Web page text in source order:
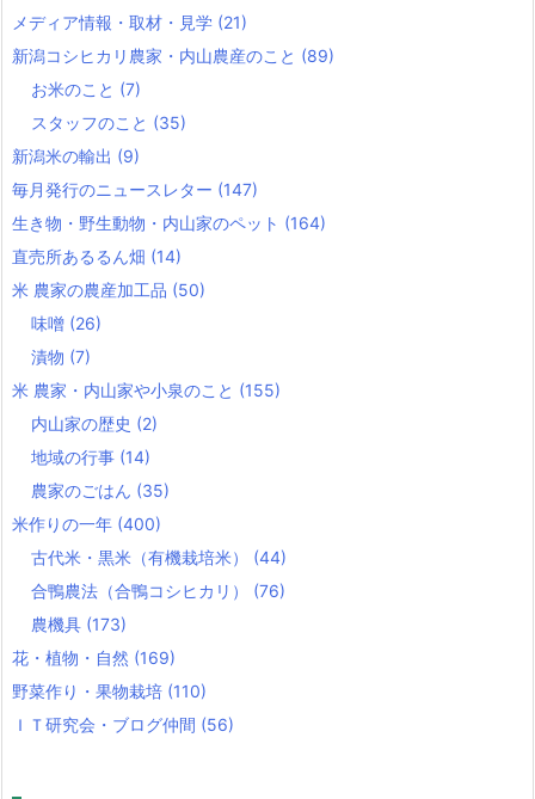
メディア情報・取材・見学 (21)
新潟コシヒカリ農家・内山農産のこと (89)
お米のこと (7)
スタッフのこと (35)
新潟米の輸出 (9)
毎月発行のニュースレター (147)
生き物・野生動物・内山家のペット (164)
直売所あるるん畑 (14)
米 農家の農産加工品 (50)
味噌 (26)
漬物 (7)
米 農家・内山家や小泉のこと (155)
内山家の歴史 (2)
地域の行事 (14)
農家のごはん (35)
米作りの一年 (400)
古代米・黒米（有機栽培米） (44)
合鴨農法（合鴨コシヒカリ） (76)
農機具 (173)
花・植物・自然 (169)
野菜作り・果物栽培 (110)
ＩＴ研究会・ブログ仲間 (56)